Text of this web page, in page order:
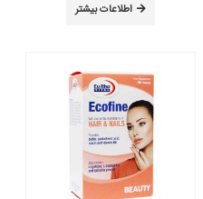
اطلاعات بیشتر